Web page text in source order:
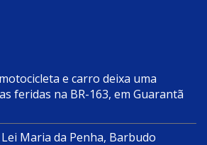
e carro deixa uma
feridas na BR-163, em Guarantã
Maria da Penha, Barbudo